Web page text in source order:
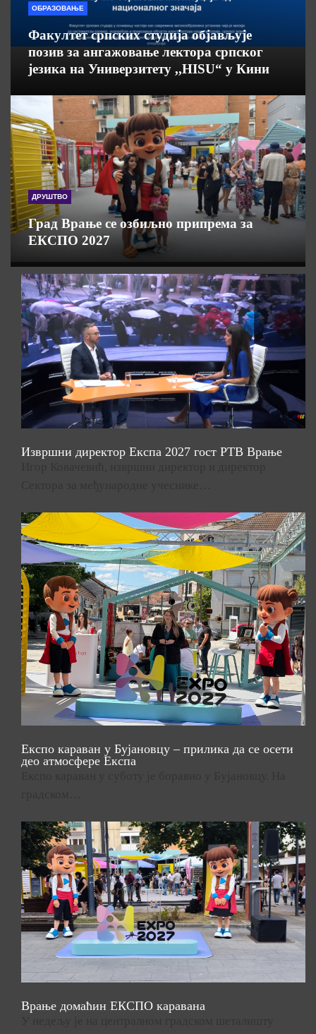
ОБРАЗОВАЊЕ
Факултет српских студија објављује
позив за ангажовање лектора српског
језика на Универзитету ,,HISU“ у Кини
ДРУШТВО
Град Врање се озбиљно припрема за
ЕКСПО 2027
Извршни директор Експа 2027 гост РТВ Врање
Експо караван у Бујановцу – прилика да се осети
део атмосфере Експа
Врање домаћин ЕКСПО каравана